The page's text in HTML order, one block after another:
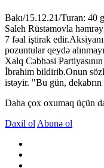
Bakı/15.12.21/Turan: 40
Saleh Rüstəmovla
7 fəal iştirak
pozuntular qeydə
Xalq Cəbhəsi
İbrahim bildirib.Onun
istəyir. "Bu gün,
Daha çox oxumaq üçün
Daxil ol Abunə ol